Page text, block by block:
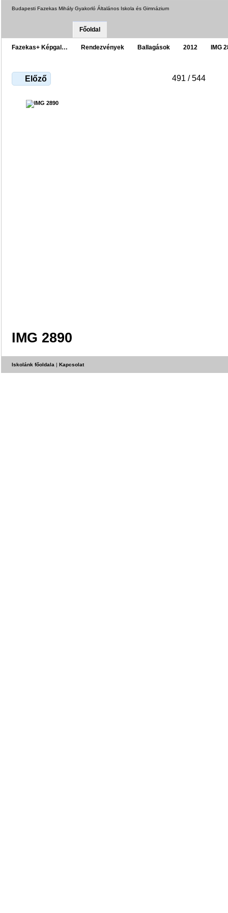
Budapesti Fazekas Mihály Gyakorló Általános Iskola és Gimnázium
Főoldal
Fazekas+ Képgal… Rendezvények Ballagások 2012 IMG
Előző 491 / 544
IMG 2890
Iskolánk főoldala | Kapcsolat